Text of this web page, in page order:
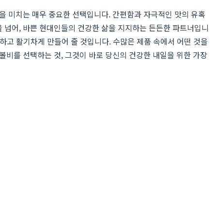
미치는 매우 중요한 선택입니다. 간편함과 자극적인 맛의 유혹
넘어, 바쁜 현대인들의 건강한 삶을 지지하는 든든한 파트너입니
고 활기차게 만들어 줄 것입니다. 수많은 제품 속에서 어떤 것을
를 선택하는 것, 그것이 바로 당신의 건강한 내일을 위한 가장